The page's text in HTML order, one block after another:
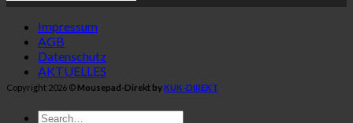
Impressum
AGB
Datenschutz
AKTUELLES
Copyright 2026 © Mousepad-Direkt byKUK-DIREKT